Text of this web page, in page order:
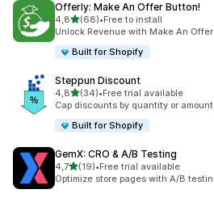
Offerly: Make An Offer Button!
4,8/ 5 tähteä
(68)
68 arvostelua yhteensä
•Free to install
Unlock Revenue with Make An
Built for Shopify
Steppun Discount
4,8/ 5 tähteä
(34)
34 arvostelua yhteensä
•Free trial available
Cap discounts by quantity or
Built for Shopify
GemX: CRO & A/B Testing
4,7/ 5 tähteä
(19)
19 arvostelua yhteensä
•Free trial available
Optimize store pages with A/B